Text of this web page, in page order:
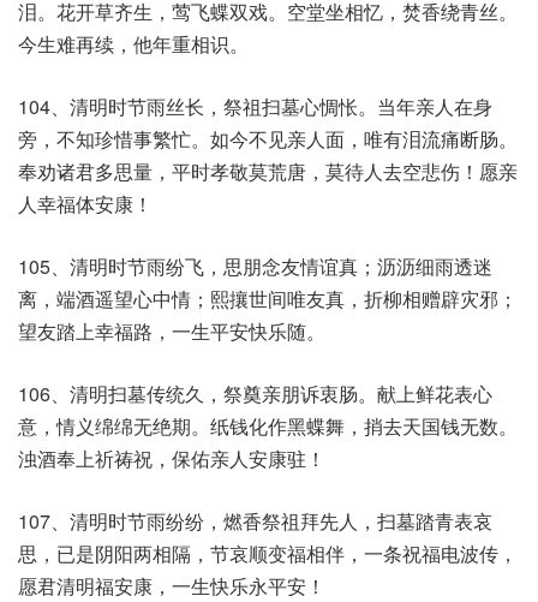
泪。花开草齐生，莺飞蝶双戏。空堂坐相忆，焚香绕青丝。
今生难再续，他年重相识。
104、清明时节雨丝长，祭祖扫墓心惆怅。当年亲人在身
旁，不知珍惜事繁忙。如今不见亲人面，唯有泪流痛断肠。
奉劝诸君多思量，平时孝敬莫荒唐，莫待人去空悲伤！愿亲
人幸福体安康！
105、清明时节雨纷飞，思朋念友情谊真；沥沥细雨透迷
离，端酒遥望心中情；熙攘世间唯友真，折柳相赠辟灾邪；
望友踏上幸福路，一生平安快乐随。
106、清明扫墓传统久，祭奠亲朋诉衷肠。献上鲜花表心
意，情义绵绵无绝期。纸钱化作黑蝶舞，捎去天国钱无数。
浊酒奉上祈祷祝，保佑亲人安康驻！
107、清明时节雨纷纷，燃香祭祖拜先人，扫墓踏青表哀
思，已是阴阳两相隔，节哀顺变福相伴，一条祝福电波传，
愿君清明福安康，一生快乐永平安！